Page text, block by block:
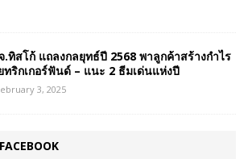
.ทิสโก้ แถลงกลยุทธ์ปี 2568 พาลูกค้าสร้างกำไร
ทริกเกอร์ฟันด์ – แนะ 2 ธีมเด่นแห่งปี
3, 2025